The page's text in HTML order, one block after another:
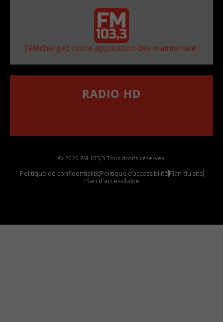
Téléchargez notre application dès maintenant !
RADIO HD
© 2026 FM 103,3 Tous droits réservés.
Politique de confidentialitéPolitique d’accessibilitéPlan du site
Plan d'accessibilite